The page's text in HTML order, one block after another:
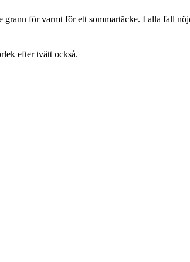
för varmt för ett sommartäcke. I alla fall
efter tvätt också.